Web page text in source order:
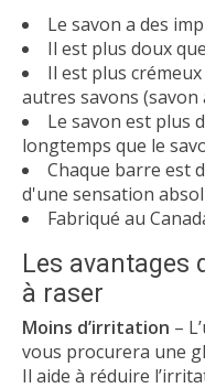
Le savon a des
Il est plus doux
Il est plus
autres savons
Le savon est plus
longtemps que le
Chaque barre est
d'une sensation
Fabriqué au
Les avantages
à raser
Moins d’irritation –
vous procurera une
Il aide à réduire